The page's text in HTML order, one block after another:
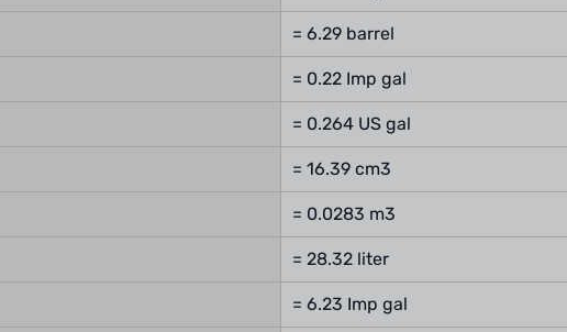
= 6.29 barrel
= 0.22 Imp gal
= 0.264 US gal
= 16.39 cm3
= 0.0283 m3
= 28.32 liter
= 6.23 Imp gal